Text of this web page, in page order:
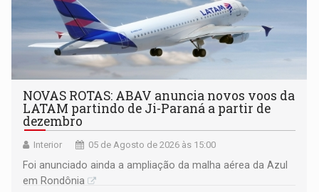
NOVAS ROTAS: ABAV anuncia novos voos da
LATAM partindo de Ji-Paraná a partir de
dezembro
Interior 05 de Agosto de 2026 às 15:00
Foi anunciado ainda a ampliação da malha aérea da Azul
em Rondônia